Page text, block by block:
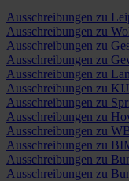
Ausschreibungen zu
Ausschreibungen zu
Ausschreibungen zu
Ausschreibungen zu
Ausschreibungen zu
Ausschreibungen zu KIJ
Ausschreibungen zu
Ausschreibungen zu
Ausschreibungen zu
Ausschreibungen zu
Ausschreibungen zu
Ausschreibungen zu